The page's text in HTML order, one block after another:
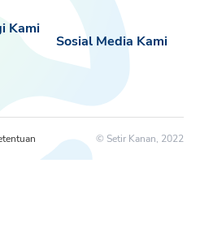
Sosial Media Kami
Kami
© Setir Kanan, 2022